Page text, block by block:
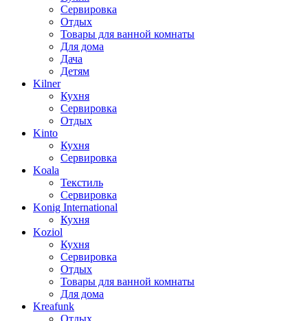
Сервировка
Отдых
Товары для ванной комнаты
Для дома
Дача
Детям
Kilner
Кухня
Сервировка
Отдых
Kinto
Кухня
Сервировка
Koala
Текстиль
Сервировка
Konig International
Кухня
Koziol
Кухня
Сервировка
Отдых
Товары для ванной комнаты
Для дома
Kreafunk